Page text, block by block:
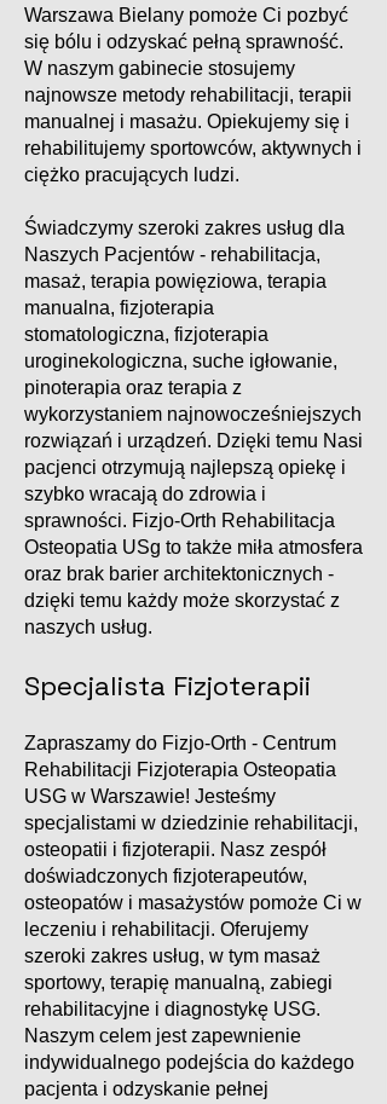
Warszawa Bielany pomoże Ci pozbyć
się bólu i odzyskać pełną sprawność.
W naszym gabinecie stosujemy
najnowsze metody rehabilitacji, terapii
manualnej i masażu. Opiekujemy się i
rehabilitujemy sportowców, aktywnych i
ciężko pracujących ludzi.
Świadczymy szeroki zakres usług dla
Naszych Pacjentów - rehabilitacja,
masaż, terapia powięziowa, terapia
manualna, fizjoterapia
stomatologiczna, fizjoterapia
uroginekologiczna, suche igłowanie,
pinoterapia oraz terapia z
wykorzystaniem najnowocześniejszych
rozwiązań i urządzeń. Dzięki temu Nasi
pacjenci otrzymują najlepszą opiekę i
szybko wracają do zdrowia i
sprawności. Fizjo-Orth Rehabilitacja
Osteopatia USg to także miła atmosfera
oraz brak barier architektonicznych -
dzięki temu każdy może skorzystać z
naszych usług.
Specjalista Fizjoterapii
Zapraszamy do Fizjo-Orth - Centrum
Rehabilitacji Fizjoterapia Osteopatia
USG w Warszawie! Jesteśmy
specjalistami w dziedzinie rehabilitacji,
osteopatii i fizjoterapii. Nasz zespół
doświadczonych fizjoterapeutów,
osteopatów i masażystów pomoże Ci w
leczeniu i rehabilitacji. Oferujemy
szeroki zakres usług, w tym masaż
sportowy, terapię manualną, zabiegi
rehabilitacyjne i diagnostykę USG.
Naszym celem jest zapewnienie
indywidualnego podejścia do każdego
pacjenta i odzyskanie pełnej